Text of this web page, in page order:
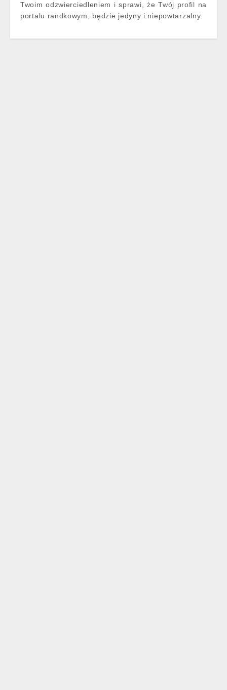
Twoim odzwierciedleniem i sprawi, że Twój profil na
portalu randkowym, będzie jedyny i niepowtarzalny.